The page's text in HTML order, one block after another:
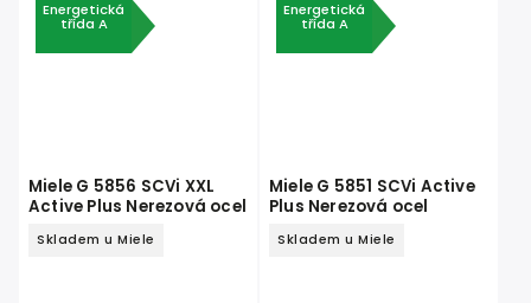
Energetická
třída A
Miele G 5856 SCVi XXL
Active Plus Nerezová ocel
Skladem u Miele
Energetická
třída A
Miele G 5851 SCVi Active
Plus Nerezová ocel
Skladem u Miele